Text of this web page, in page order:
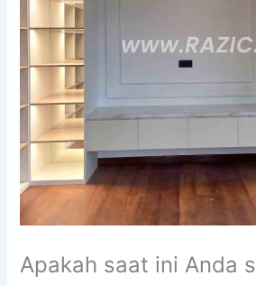
Apakah saat ini Anda